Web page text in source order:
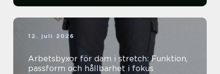
12. juli 2026
Arbetsbyxor för dam i stretch: Funktion,
passform och hållbarhet i fokus